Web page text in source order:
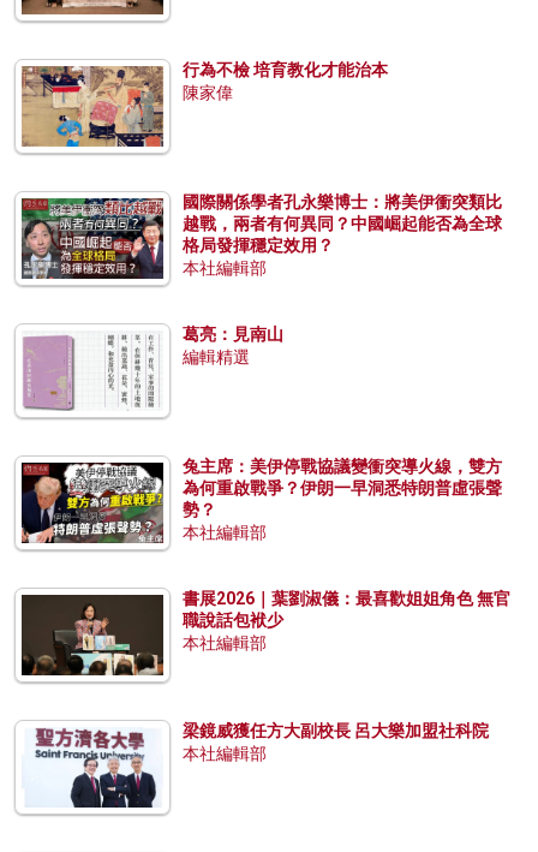
行為不檢 培育教化才能治本
陳家偉
國際關係學者孔永樂博士：將美伊衝突類比
越戰，兩者有何異同？中國崛起能否為全球
格局發揮穩定效用？
本社編輯部
葛亮：見南山
編輯精選
兔主席：美伊停戰協議變衝突導火線，雙方
為何重啟戰爭？伊朗一早洞悉特朗普虛張聲
勢？
本社編輯部
書展2026｜葉劉淑儀：最喜歡姐姐角色 無官
職說話包袱少
本社編輯部
梁鏡威獲任方大副校長 呂大樂加盟社科院
本社編輯部